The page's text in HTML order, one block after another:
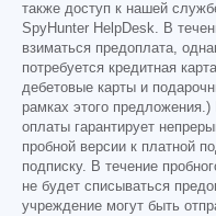
также доступ к нашей
SpyHunter HelpDesk. В
взиматься предоплата,
потребуется кредитная
дебетовые карты и
рамках этого
оплаты гарантирует
пробной версии к платной
подписку. В течение
не будет списываться
учреждение могут быть